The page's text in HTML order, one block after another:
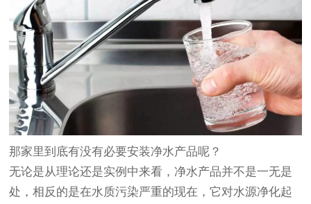
那家里到底有没有必要安装净水产品呢？
无论是从理论还是实例中来看，净水产品并不是一无是
处，相反的是在水质污染严重的现在，它对水源净化起